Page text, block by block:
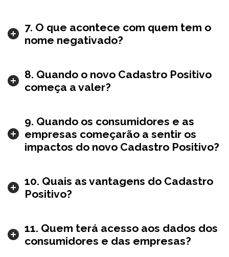
7. O que acontece com quem tem o
nome negativado?
8. Quando o novo Cadastro Positivo
começa a valer?
9. Quando os consumidores e as
empresas começarão a sentir os
impactos do novo Cadastro Positivo?
10. Quais as vantagens do Cadastro
Positivo?
11. Quem terá acesso aos dados dos
consumidores e das empresas?